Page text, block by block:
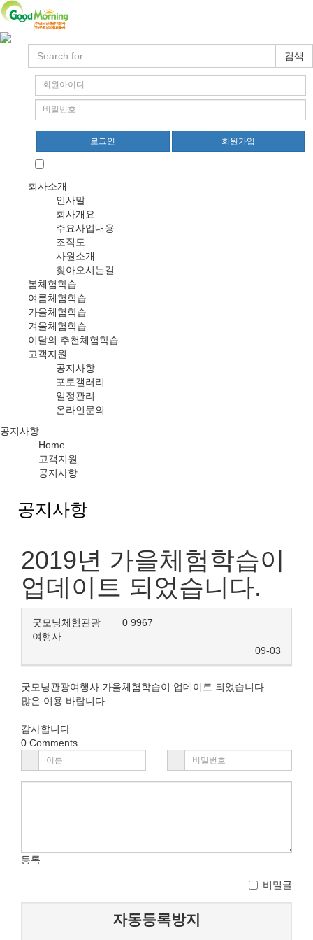
검색
로그인 회원가입
회사소개
인사말
회사개요
주요사업내용
조직도
사원소개
찾아오시는길
봄체험학습
여름체험학습
가을체험학습
겨울체험학습
이달의 추천체험학습
고객지원
공지사항
포토갤러리
일정관리
온라인문의
공지사항
Home
고객지원
공지사항
공지사항
2019년 가을체험학습이
업데이트 되었습니다.
굿모닝체험관광
여행사
0 9967
09-03
굿모닝관광여행사 가을체험학습이 업데이트 되었습니다.
많은 이용 바랍니다.
감사합니다.
0 Comments
등록
비밀글
자동등록방지